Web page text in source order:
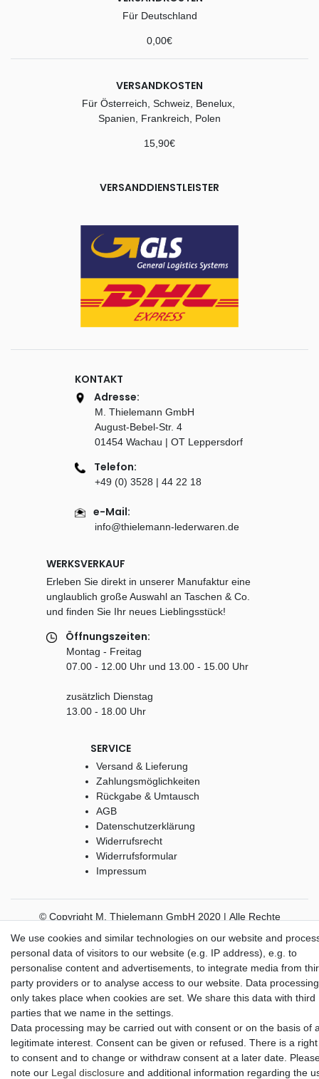
Für Deutschland
0,00€
VERSANDKOSTEN
Für Österreich, Schweiz, Benelux,
Spanien, Frankreich, Polen
15,90€
VERSANDDIENSTLEISTER
KONTAKT
Adresse:
M. Thielemann GmbH
August-Bebel-Str. 4
01454 Wachau | OT Leppersdorf
Telefon:
+49 (0) 3528 | 44 22 18
e-Mail:
info@thielemann-lederwaren.de
WERKSVERKAUF
Erleben Sie direkt in unserer Manufaktur eine
unglaublich große Auswahl an Taschen & Co.
und finden Sie Ihr neues Lieblingsstück!
Öffnungszeiten:
Montag - Freitag
07.00 - 12.00 Uhr und 13.00 - 15.00 Uhr
zusätzlich Dienstag
13.00 - 18.00 Uhr
SERVICE
Versand & Lieferung
Zahlungsmöglichkeiten
Rückgabe & Umtausch
AGB
Datenschutzerklärung
Widerrufsrecht
Widerrufsformular
Impressum
© Copyright M. Thielemann GmbH 2020 | Alle Rechte
alle Preise inkl. gesetzlicher MwSt. | zzgl. Versandkosten
We use cookies and similar technologies on our website and
personal data of visitors to our website (e.g. IP address), e.g. to
personalise content and advertisements, to integrate media from
party providers or to analyse access to our website. Data processing
only takes place when cookies are set. We share this data with third
parties that we name in the settings.
Data processing may be carried out with consent or on the basis of
legitimate interest. Consent can be given or refused. There is a
to consent and to change or withdraw consent at a later date.
note our Legal disclosure and additional information regarding the